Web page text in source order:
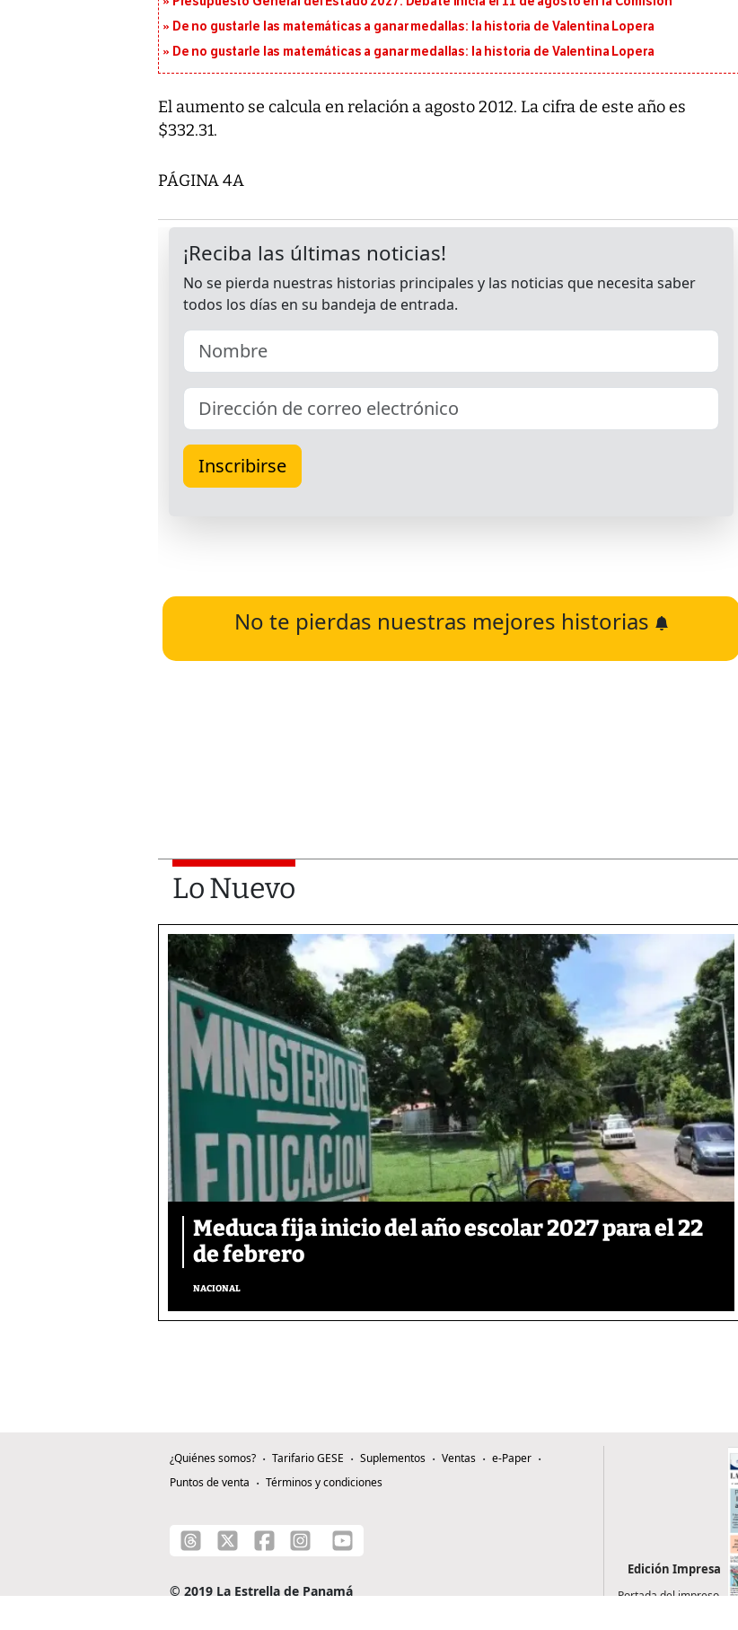
De no gustarle las matemáticas a ganar medallas: la historia de Valentina Lopera
De no gustarle las matemáticas a ganar medallas: la historia de Valentina Lopera
El aumento se calcula en relación a agosto 2012. La cifra de este año es
$332.31.
PÁGINA 4A
No te pierdas nuestras mejores historias
al sur de Japón, provocando una
emergencia de gran...
Lo Nuevo
Meduca fija inicio del año escolar 2027 para el 22
de febrero
NACIONAL
¿Quiénes somos? Tarifario GESE Suplementos Ventas
e-Paper
Puntos de venta
Términos y condiciones
© 2019 La Estrella de Panamá
Edición Impresa
Portada del impreso